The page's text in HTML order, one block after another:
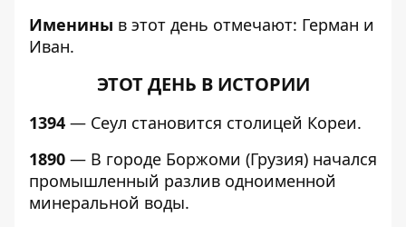
Именины в этот день отмечают: Герман и
Иван.
ЭТОТ ДЕНЬ В ИСТОРИИ
1394 — Сеул становится столицей Кореи.
1890 — В городе Боржоми (Грузия) начался
промышленный разлив одноименной
минеральной воды.